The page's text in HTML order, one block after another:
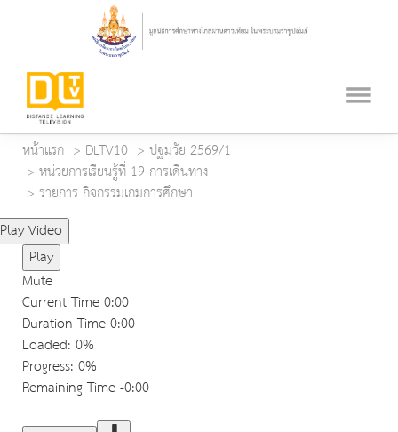
หน้าแรก DLTV10
ปฐมวัย 2569/1
หน่วยการเรียนรู้ที่ 19 การเดินทาง
รายการ กิจกรรมเกมการศึกษา
Play Video
Play
Mute
Current Time0:00
Duration Time0:00
Loaded: 0%
Progress: 0%
Remaining Time-0:00